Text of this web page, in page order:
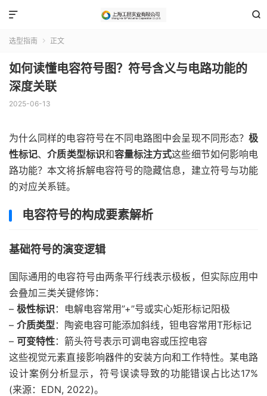


选型指南  正文
如何读懂电容符号图？符号含义与电路功能的
深度关联
2025-06-13
为什么同样的电容符号在不同电路图中会呈现不同形态？ 极
性标记、介质类型标识和容量标注方式这些细节如何影响电
路功能？本文将拆解电容符号的隐藏信息，建立符号与功能
的对应关系链。
电容符号的构成要素解析
基础符号的演变逻辑
国际通用的电容符号由两条平行线表示极板，但实际应用中
会叠加三类关键修饰：
– 极性标识：电解电容常用”+”号或实心矩形标记阳极
– 介质类型：陶瓷电容可能添加斜线，钽电容常用T形标记
– 可变特性：箭头符号表示可调电容或压控电容
这些视觉元素直接影响器件的安装方向和工作特性。某电路
设计案例分析显示，符号误读导致的功能错误占比达17%
(来源：EDN, 2022)。